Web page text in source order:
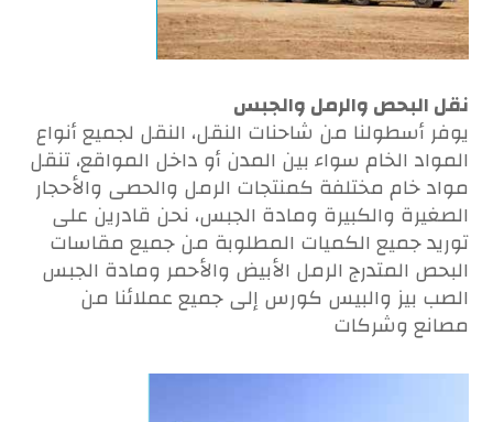
نقل البحص والرمل والجبس
يوفر أسطولنا من شاحنات النقل، النقل لجميع أنواع
المواد الخام سواء بين المدن أو داخل المواقع، تنقل
مواد خام مختلفة كمنتجات الرمل والحصى والأحجار
الصغيرة والكبيرة ومادة الجبس، نحن قادرين على
توريد جميع الكميات المطلوبة من جميع مقاسات
البحص المتدرج الرمل الأبيض والأحمر ومادة الجبس
الصب بيز والبيس كورس إلى جميع عملائنا من
مصانع وشركات